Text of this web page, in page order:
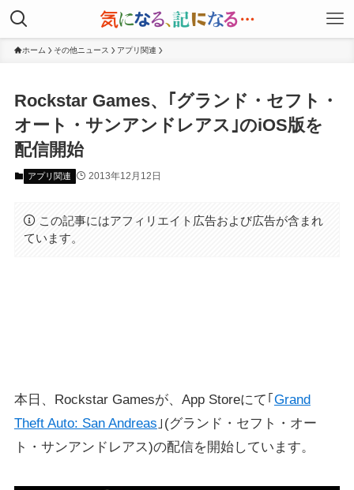
ホーム その他ニュース アプリ関連
Rockstar Games、｢グランド・セフト・
オート・サンアンドレアス｣のiOS版を
配信開始
アプリ関連 2013年12月12日
この記事にはアフィリエイト広告および広告が含まれ
ています。
本日、Rockstar Gamesが、App Storeにて｢ Grand
Theft Auto: San Andreas ｣(グランド・セフト・オー
ト・サンアンドレアス)の配信を開始しています。